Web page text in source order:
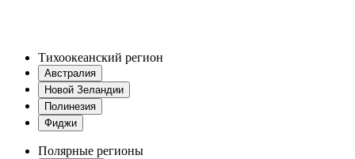
Тихоокеанский регион
Австралия
Новой Зеландии
Полинезия
Фиджи
Полярные регионы